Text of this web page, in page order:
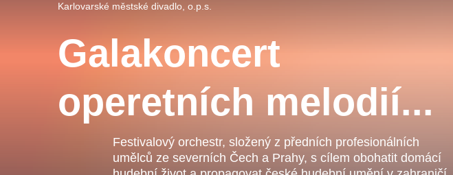
Karlovarské městské divadlo, o.p.s.
Galakoncert
operetních melodií...
Festivalový orchestr, složený z předních profesionálních
umělců ze severních Čech a Prahy, s cílem obohatit domácí
OBYČEJNÁ HOLKA
2026
Agentura 44, s.r.o.
Pink Panther Agency,
s.r.o.